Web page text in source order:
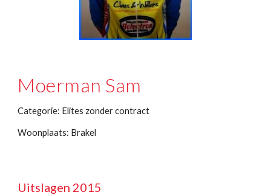
Moerman Sam
Categorie: Elites zonder contract
Woonplaats: Brakel
Uitslagen 2015